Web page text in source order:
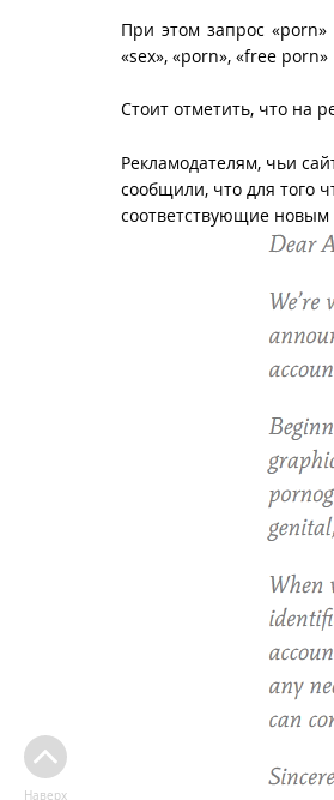
При этом запрос
«sex», «porn», «free
Стоит отметить, что на
Рекламодателям, чьи
сообщили, что для того
соответствующие
Наверх